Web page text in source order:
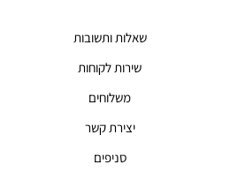
שאלות ותשובות
שירות לקוחות
משלוחים
יצירת קשר
סניפים